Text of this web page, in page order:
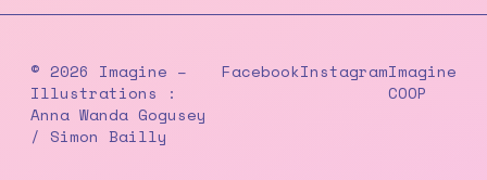
© 2026 Imagine –
Illustrations :
Anna Wanda Gogusey
/ Simon Bailly
FacebookInstagramImagine
COOP